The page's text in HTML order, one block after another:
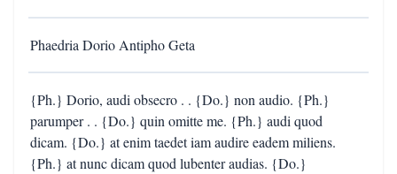
Phaedria Dorio Antipho Geta
{Ph.} Dorio, audi obsecro . . {Do.} non audio. {Ph.}
parumper . . {Do.} quin omitte me. {Ph.} audi quod
dicam. {Do.} at enim taedet iam audire eadem miliens.
{Ph.} at nunc dicam quod lubenter audias. {Do.}